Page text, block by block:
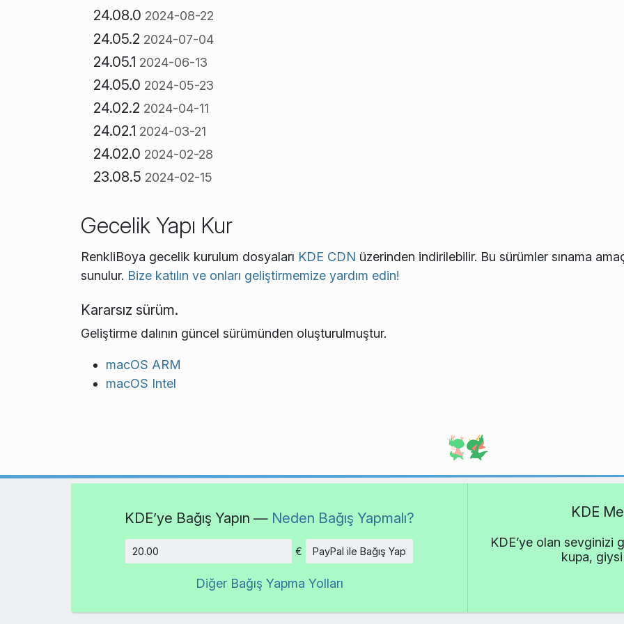
24.08.0 2024-08-22
24.05.2 2024-07-04
24.05.1 2024-06-13
24.05.0 2024-05-23
24.02.2 2024-04-11
24.02.1 2024-03-21
24.02.0 2024-02-28
23.08.5 2024-02-15
Gecelik Yapı Kur
RenkliBoya gecelik kurulum dosyaları KDE CDN üzerinden indirilebilir. Bu sürümler sınama
sunulur. Bize katılın ve onları geliştirmemize yardım edin!
Kararsız sürüm.
Geliştirme dalının güncel sürümünden oluşturulmuştur.
macOS ARM
macOS Intel
KDE’ye Bağış Yapın — Neden Bağış Yapmalı?
€ PayPal ile Bağış Yap
Diğer Bağış Yapma Yolları
KDE
KDE’ye olan sevginizi
kupa, giysi